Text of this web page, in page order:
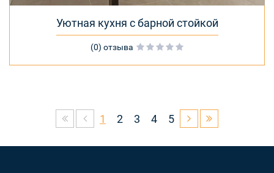
Уютная кухня с барной стойкой
(0) отзыва
1 2 3 4 5